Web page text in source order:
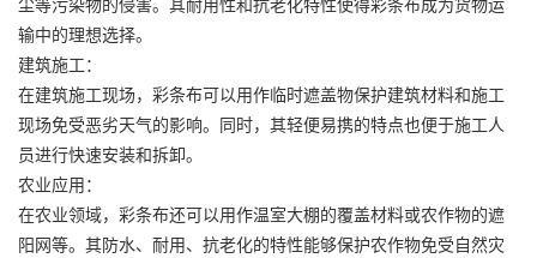
输中的理想选择。
建筑施工：
在建筑施工现场，彩条布可以用作临时遮盖物保护建筑材料和施工
现场免受恶劣天气的影响。同时，其轻便易携的特点也便于施工人
员进行快速安装和拆卸。
农业应用：
在农业领域，彩条布还可以用作温室大棚的覆盖材料或农作物的遮
阳网等。其防水、耐用、抗老化的特性能够保护农作物免受自然灾